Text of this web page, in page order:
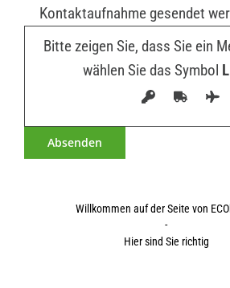
Kontaktaufnahme gesendet
Bitte zeigen Sie, dass Sie ein
wählen Sie das Symbol
Willkommen auf der Seite von
-
Hier sind Sie richtig